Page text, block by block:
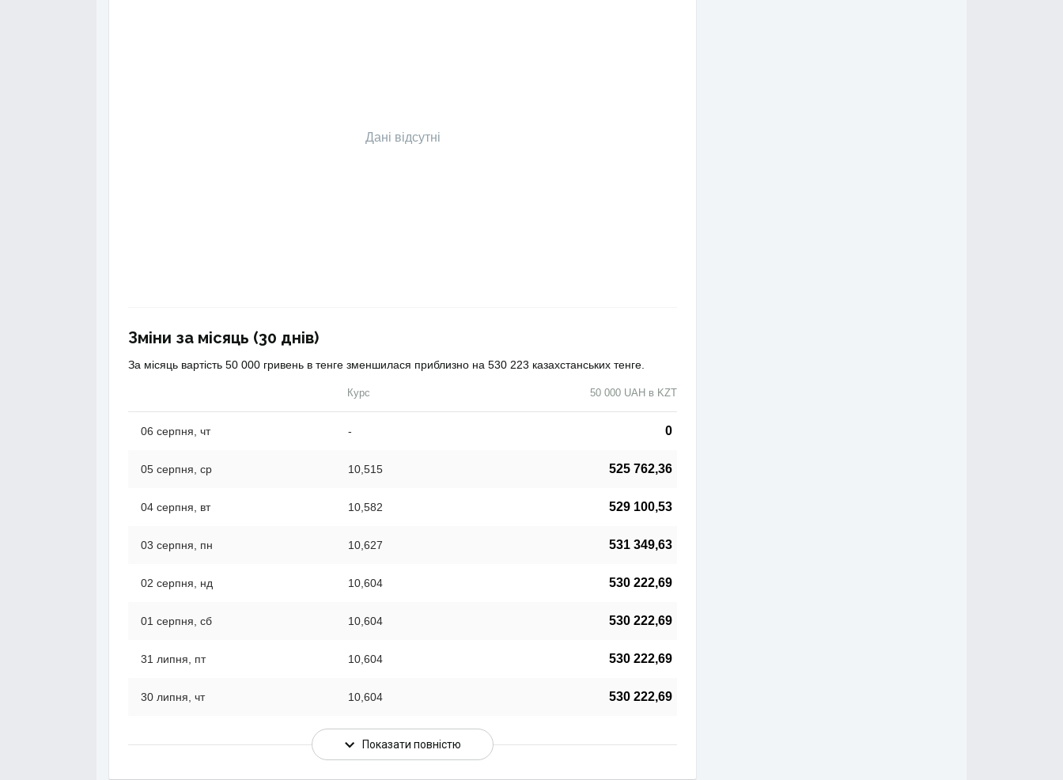
Дані відсутні
Зміни за місяць (30 днів)
За місяць вартість 50 000 гривень в тенге зменшилася приблизно на 530 223 казахстанських тенге.
Курс 50 000 UAH в KZT
06 серпня, чт - 0
05 серпня, ср 10,515 525 762,36
04 серпня, вт 10,582 529 100,53
03 серпня, пн 10,627 531 349,63
02 серпня, нд 10,604 530 222,69
01 серпня, сб 10,604 530 222,69
31 липня, пт 10,604 530 222,69
30 липня, чт 10,604 530 222,69
Показати повністю